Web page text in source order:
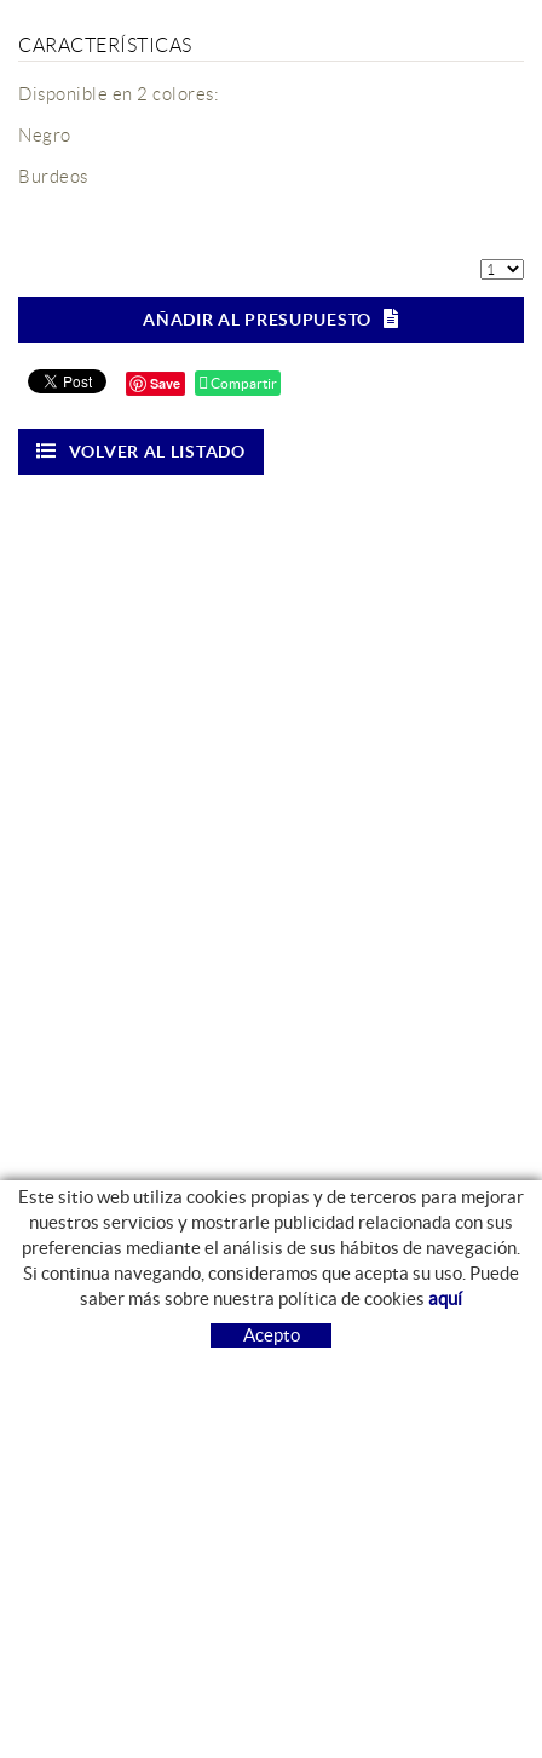
CARACTERÍSTICAS
Disponible en 2 colores:
Negro
Burdeos
AÑADIR AL PRESUPUESTO
Save Compartir
VOLVER AL LISTADO
GUIA DE COMPRA
COMO COMPRAR
PREGUNTAS FRECUENTES
Este sitio web utiliza cookies propias y de terceros para mejorar
nuestros servicios y mostrarle publicidad relacionada con sus
preferencias mediante el análisis de sus hábitos de navegación.
Si continua navegando, consideramos que acepta su uso. Puede
saber más sobre nuestra política de cookies aquí
Acepto